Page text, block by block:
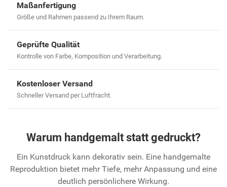
Maßanfertigung
Größe und Rahmen passend zu Ihrem Raum.
Geprüfte Qualität
Kontrolle von Farbe, Komposition und Verarbeitung.
Kostenloser Versand
Schneller Versand per Luftfracht.
Warum handgemalt statt gedruckt?
Ein Kunstdruck kann dekorativ sein. Eine handgemalte
Reproduktion bietet mehr Tiefe, mehr Anpassung und eine
deutlich persönlichere Wirkung.